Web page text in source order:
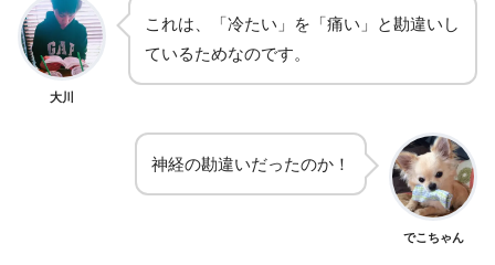
大川
これは、「冷たい」を「痛い」と勘違いし
ているためなのです。
神経の勘違いだったのか！
でこちゃん